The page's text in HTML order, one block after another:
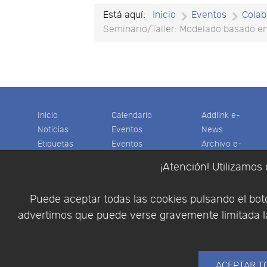
¡Atención!
Puede aceptar todas las cookies pulsando el
advertimos que puede verse gravemente limitada
Está aquí: Inicio Eventos
Seminario/Taller: Modelado basado
Inicio
Noticias
Etiquetas
Cesta
Calendario
Eventos
Eventos
Colaboradores
Descargas
Videos
Addlink e-
News
Archivo e-
Software
Multifisica.com
Síganos